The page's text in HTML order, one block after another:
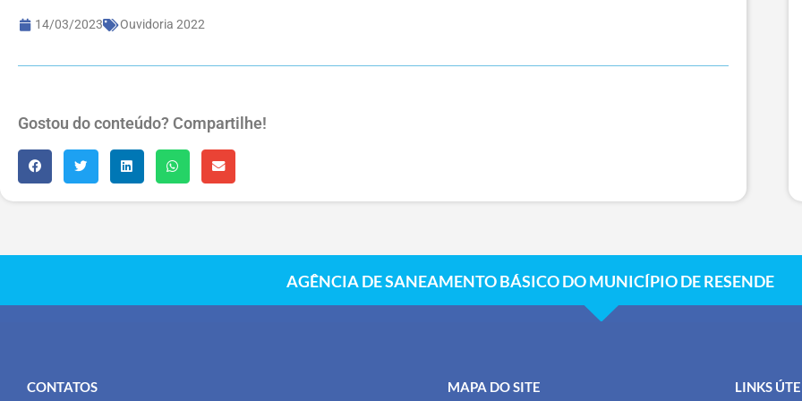
14/03/2023 Ouvidoria 2022
Gostou do conteúdo? Compartilhe!
AGÊNCIA DE SANEAMENTO BÁSICO DO MUNICÍPIO DE RESENDE
CONTATOS MAPA DO SITE LINKS